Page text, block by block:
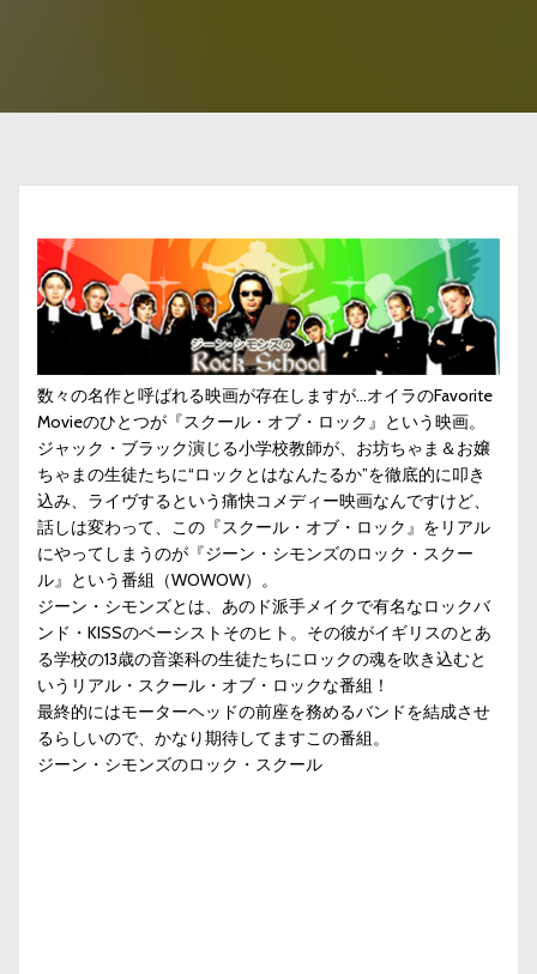
数々の名作と呼ばれる映画が存在しますが…オイラのFavorite
Movieのひとつが『スクール・オブ・ロック』という映画。
ジャック・ブラック演じる小学校教師が、お坊ちゃま＆お嬢
ちゃまの生徒たちに“ロックとはなんたるか”を徹底的に叩き
込み、ライヴするという痛快コメディー映画なんですけど、
話しは変わって、この『スクール・オブ・ロック』をリアル
にやってしまうのが『ジーン・シモンズのロック・スクー
ル』という番組（WOWOW）。
ジーン・シモンズとは、あのド派手メイクで有名なロックバ
ンド・KISSのベーシストそのヒト。その彼がイギリスのとあ
る学校の13歳の音楽科の生徒たちにロックの魂を吹き込むと
いうリアル・スクール・オブ・ロックな番組！
最終的にはモーターヘッドの前座を務めるバンドを結成させ
るらしいので、かなり期待してますこの番組。
ジーン・シモンズのロック・スクール